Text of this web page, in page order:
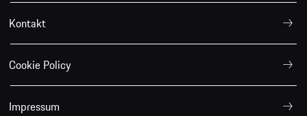
Kontakt
Cookie Policy
Impressum